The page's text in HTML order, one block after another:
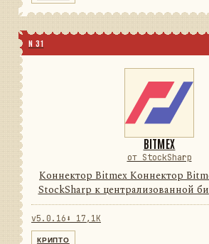
N 31
BITMEX
от StockSharp
Коннектор Bitmex Коннектор
StockSharp к централизованной
активов. Он переводит
провайдера в единую модель
StockSharp, поэтому
v5.0.16 ⬇ 17,1K
КРИПТО